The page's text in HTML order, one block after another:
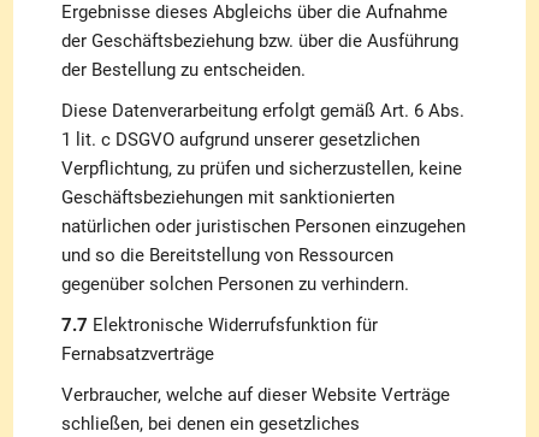
Ergebnisse dieses Abgleichs über die Aufnahme
der Geschäftsbeziehung bzw. über die Ausführung
der Bestellung zu entscheiden.
Diese Datenverarbeitung erfolgt gemäß Art. 6 Abs.
1 lit. c DSGVO aufgrund unserer gesetzlichen
Verpflichtung, zu prüfen und sicherzustellen, keine
Geschäftsbeziehungen mit sanktionierten
natürlichen oder juristischen Personen einzugehen
und so die Bereitstellung von Ressourcen
gegenüber solchen Personen zu verhindern.
7.7 Elektronische Widerrufsfunktion für
Fernabsatzverträge
Verbraucher, welche auf dieser Website Verträge
schließen, bei denen ein gesetzliches